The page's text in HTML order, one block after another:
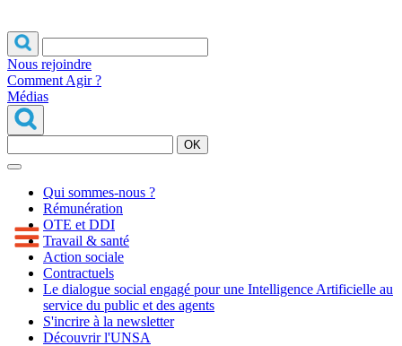
Nous rejoindre
Comment Agir ?
Médias
OK
Qui sommes-nous ?
Rémunération
OTE et DDI
Travail & santé
Action sociale
Contractuels
Le dialogue social engagé pour une Intelligence Artificielle au
service du public et des agents
S'incrire à la newsletter
Découvrir l'UNSA